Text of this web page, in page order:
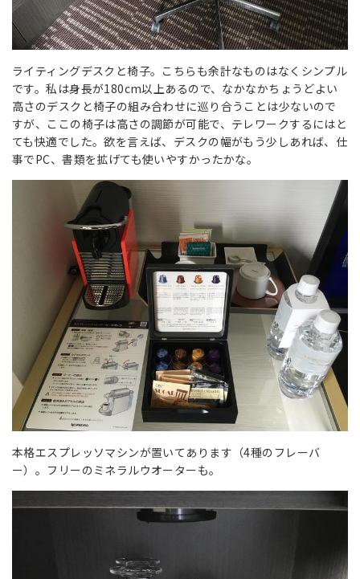
ライティングデスクと椅子。こちらも余計なものはなくシンプル
です。私は身長が180cm以上あるので、なかなかちょうどよい
高さのデスクと椅子の組み合わせに巡り合うことは少ないので
すが、ここの椅子は高さの調節が可能で、テレワークするにはと
ても快適でした。欲を言えば、デスクの幅がもう少しあれば、仕
事でPC、書類を拡げても使いやすかったかな。
本格エスプレッソマシンが置いてあります（4種のフレーバ
ー）。フリーのミネラルウオーターも。